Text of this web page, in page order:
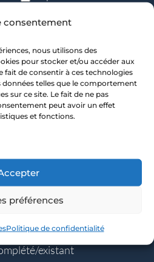
consentement
nous utilisons des
pour stocker et/ou accéder aux
fait de consentir à ces technologies
telles que le comportement
sur ce site. Le fait de ne pas
peut avoir un effet
et fonctions.
préférences
Politique de confidentialité
Rocher
Autre, spécifiezAutre,
spécifiez
existant